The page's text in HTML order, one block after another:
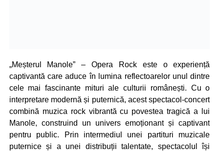
„Meșterul Manole” – Opera Rock este o experiență
captivantă care aduce în lumina reflectoarelor unul dintre
cele mai fascinante mituri ale culturii românești. Cu o
interpretare modernă și puternică, acest spectacol-concert
combină muzica rock vibrantă cu povestea tragică a lui
Manole, construind un univers emoționant și captivant
pentru public. Prin intermediul unei partituri muzicale
puternice și a unei distribuții talentate, spectacolul își